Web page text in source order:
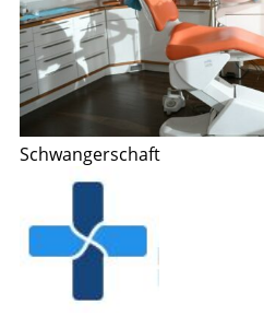
Schwangerschaft